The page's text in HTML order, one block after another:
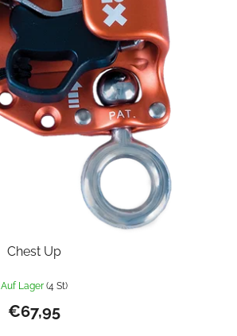
Chest Up
Auf Lager (4 St)
€67,95